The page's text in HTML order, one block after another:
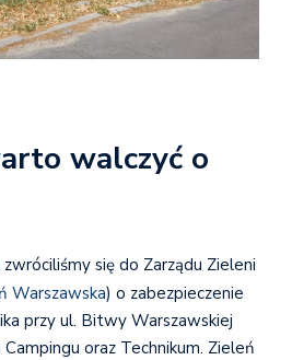
walczyć o
zwróciliśmy się do Zarządu Zieleni
Warszawska) o zabezpieczenie
przy ul. Bitwy Warszawskiej
oraz Technikum. Zieleń